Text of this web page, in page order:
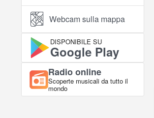
Webcam sulla mappa
DISPONIBILE SU
Google Play
Radio online
Scoperte musicali da tutto il
mondo